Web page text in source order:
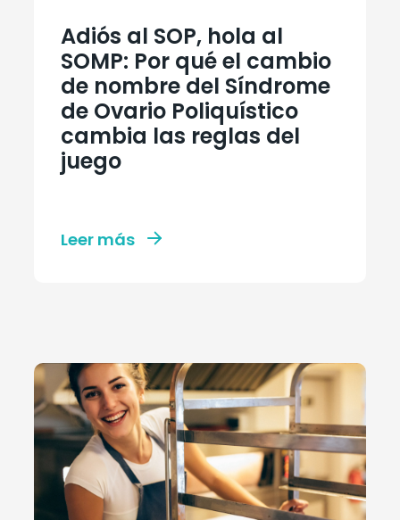
Adiós al SOP, hola al
SOMP: Por qué el cambio
de nombre del Síndrome
de Ovario Poliquístico
cambia las reglas del
juego
Leer más